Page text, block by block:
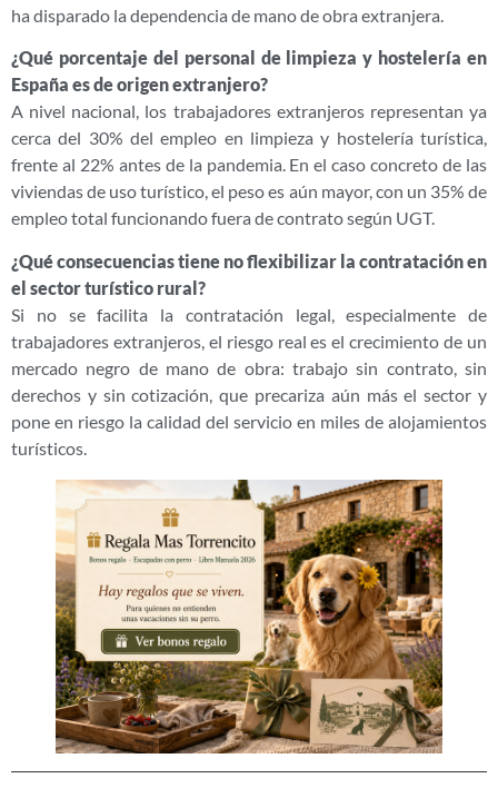
ha disparado la dependencia de mano de obra extranjera.
¿Qué porcentaje del personal de limpieza y hostelería en
España es de origen extranjero?
A nivel nacional, los trabajadores extranjeros representan ya
cerca del 30% del empleo en limpieza y hostelería turística,
frente al 22% antes de la pandemia. En el caso concreto de las
viviendas de uso turístico, el peso es aún mayor, con un 35% de
empleo total funcionando fuera de contrato según UGT.
¿Qué consecuencias tiene no flexibilizar la contratación en
el sector turístico rural?
Si no se facilita la contratación legal, especialmente de
trabajadores extranjeros, el riesgo real es el crecimiento de un
mercado negro de mano de obra: trabajo sin contrato, sin
derechos y sin cotización, que precariza aún más el sector y
pone en riesgo la calidad del servicio en miles de alojamientos
turísticos.